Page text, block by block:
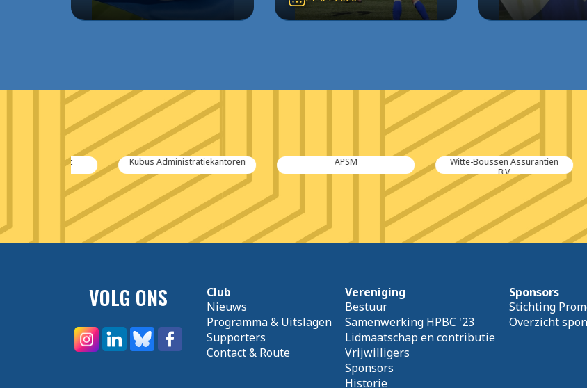
Kubus Administratiekantoren
Witte-Boussen Assurantiën
B.V.
VOLG ONS
Club
Nieuws
Programma & Uitslagen
Supporters
Contact & Route
Vereniging
Bestuur
Samenwerking HPBC '23
Lidmaatschap en contributie
Vrijwilligers
Sponsors
Historie
Sponsors
Stichting
Overzicht